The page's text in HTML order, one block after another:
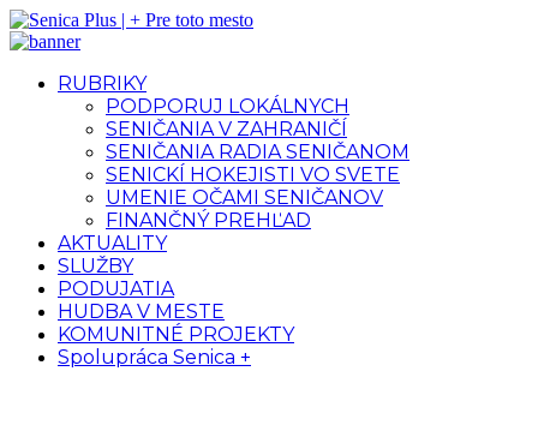
RUBRIKY
PODPORUJ LOKÁLNYCH
SENIČANIA V ZAHRANIČÍ
SENIČANIA RADIA SENIČANOM
SENICKÍ HOKEJISTI VO SVETE
UMENIE OČAMI SENIČANOV
FINANČNÝ PREHĽAD
AKTUALITY
SLUŽBY
PODUJATIA
HUDBA V MESTE
KOMUNITNÉ PROJEKTY
Spolupráca Senica +